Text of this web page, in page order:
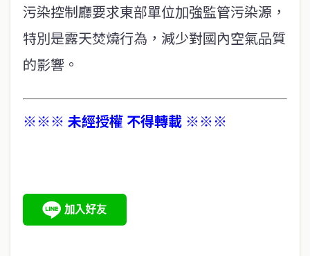
污染控制廳要求東部單位加強監管污染源，
特別是露天焚燒行為，減少對國內空氣品質
的影響。
※※※ 未經授權 不得轉載 ※※※